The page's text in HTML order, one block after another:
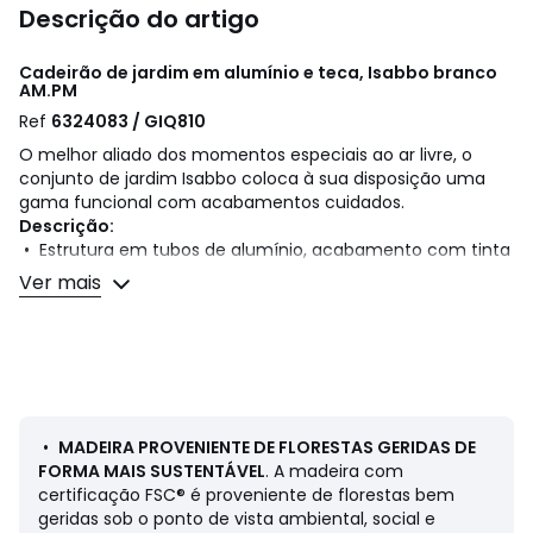
Descrição do artigo
Cadeirão de jardim em alumínio e teca, Isabbo branco
AM.PM
Ref 6324083 / GIQ810
O melhor aliado dos momentos especiais ao ar livre, o
conjunto de jardim Isabbo coloca à sua disposição uma
gama funcional com acabamentos cuidados.
Descrição:
• Estrutura em tubos de alumínio, acabamento com tinta
epóxi em pó 28 mm
• Apoio de braços em teca
• Almofadas com capa amovível
Qualidade
• O alumínio tem a vantagem de não enferrujar. Fácil de
Ver mais
• MADEIRA PROVENIENTE DE FLORESTAS GERIDAS DE
FORMA MAIS SUSTENTÁVEL. A madeira com
certificação FSC® é proveniente de florestas bem
geridas sob o ponto de vista ambiental, social e